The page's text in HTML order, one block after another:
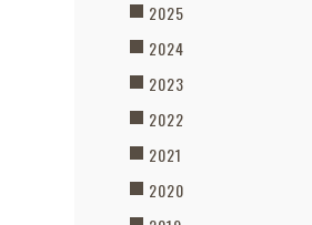
2025
2024
2023
2022
2021
2020